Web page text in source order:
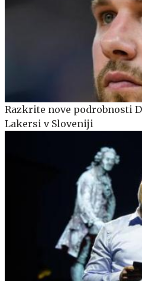
Razkrite nove podrobnosti
Lakersi v Sloveniji